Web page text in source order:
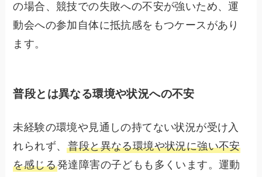
の場合、競技での失敗への不安が強いため、運
動会への参加自体に抵抗感をもつケースがあり
ます。
普段とは異なる環境や状況への不安
未経験の環境や見通しの持てない状況が受け入
れられず、普段と異なる環境や状況に強い不安
を感じる発達障害の子どもも多くいます。運動